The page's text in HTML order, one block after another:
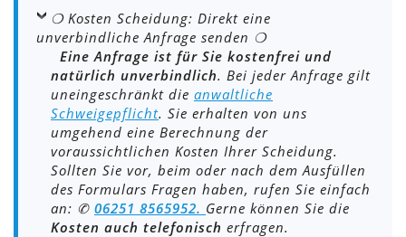
❍ Kosten Scheidung: Direkt eine
unverbindliche Anfrage senden ❍
Eine Anfrage ist für Sie kostenfrei und
natürlich unverbindlich. Bei jeder Anfrage gilt
uneingeschränkt die anwaltliche
Schweigepflicht. Sie erhalten von uns
umgehend eine Berechnung der
voraussichtlichen Kosten Ihrer Scheidung.
Sollten Sie vor, beim oder nach dem Ausfüllen
des Formulars Fragen haben, rufen Sie einfach
an: ✆ 06251 8565952. Gerne können Sie die
Kosten auch telefonisch erfragen.